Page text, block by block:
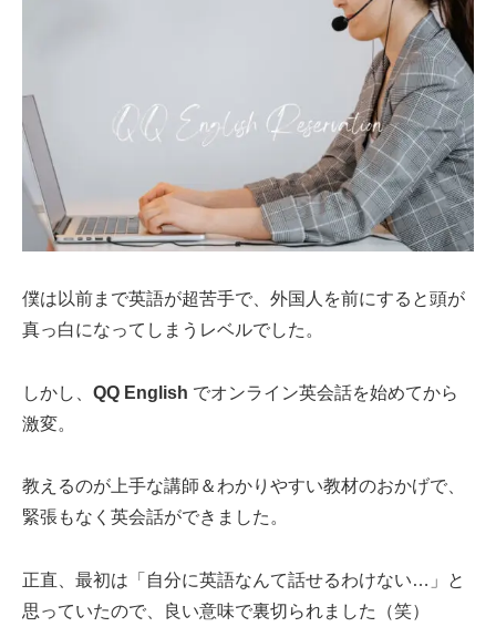
僕は以前まで英語が超苦手で、外国人を前にすると頭が
真っ白になってしまうレベルでした。
しかし、 QQ English でオンライン英会話を始めてから
激変。
教えるのが上手な講師＆わかりやすい教材のおかげで、
緊張もなく英会話ができました。
正直、最初は「自分に英語なんて話せるわけない…」と
思っていたので、良い意味で裏切られました（笑）